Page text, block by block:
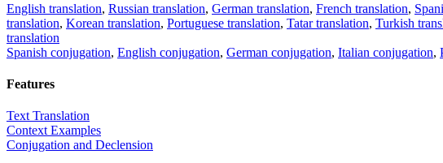
English translation, Russian translation, German translation, French translation,
translation, Korean translation, Portuguese translation, Tatar translation, Turkish
translation
Spanish conjugation, English conjugation, German conjugation, Italian conjugation,
Features
Text Translation
Context Examples
Conjugation and Declension